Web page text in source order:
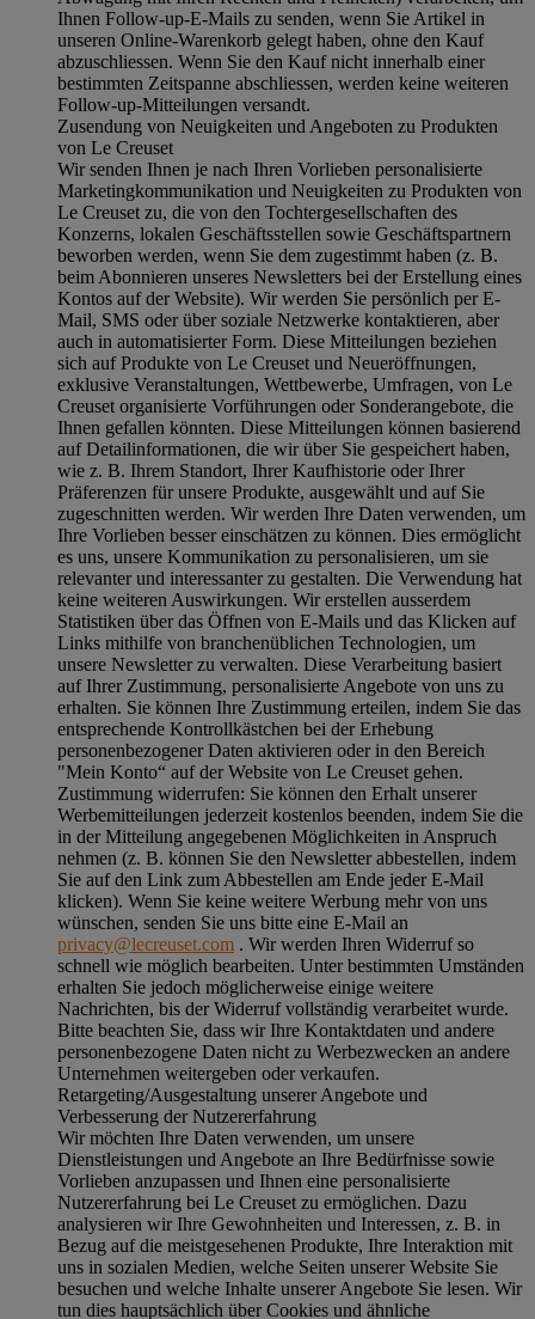
Ihnen Follow-up-E-Mails zu senden, wenn Sie Artikel in
unseren Online-Warenkorb gelegt haben, ohne den Kauf
abzuschliessen. Wenn Sie den Kauf nicht innerhalb einer
bestimmten Zeitspanne abschliessen, werden keine weiteren
Follow-up-Mitteilungen versandt.
Zusendung von Neuigkeiten und Angeboten zu Produkten
von Le Creuset
Wir senden Ihnen je nach Ihren Vorlieben personalisierte
Marketingkommunikation und Neuigkeiten zu Produkten von
Le Creuset zu, die von den Tochtergesellschaften des
Konzerns, lokalen Geschäftsstellen sowie Geschäftspartnern
beworben werden, wenn Sie dem zugestimmt haben (z. B.
beim Abonnieren unseres Newsletters bei der Erstellung eines
Kontos auf der Website). Wir werden Sie persönlich per E-
Mail, SMS oder über soziale Netzwerke kontaktieren, aber
auch in automatisierter Form. Diese Mitteilungen beziehen
sich auf Produkte von Le Creuset und Neueröffnungen,
exklusive Veranstaltungen, Wettbewerbe, Umfragen, von Le
Creuset organisierte Vorführungen oder Sonderangebote, die
Ihnen gefallen könnten. Diese Mitteilungen können basierend
auf Detailinformationen, die wir über Sie gespeichert haben,
wie z. B. Ihrem Standort, Ihrer Kaufhistorie oder Ihrer
Präferenzen für unsere Produkte, ausgewählt und auf Sie
zugeschnitten werden. Wir werden Ihre Daten verwenden, um
Ihre Vorlieben besser einschätzen zu können. Dies ermöglicht
es uns, unsere Kommunikation zu personalisieren, um sie
relevanter und interessanter zu gestalten. Die Verwendung hat
keine weiteren Auswirkungen. Wir erstellen ausserdem
Statistiken über das Öffnen von E-Mails und das Klicken auf
Links mithilfe von branchenüblichen Technologien, um
unsere Newsletter zu verwalten. Diese Verarbeitung basiert
auf Ihrer Zustimmung, personalisierte Angebote von uns zu
erhalten. Sie können Ihre Zustimmung erteilen, indem Sie das
entsprechende Kontrollkästchen bei der Erhebung
personenbezogener Daten aktivieren oder in den Bereich
"Mein Konto“ auf der Website von Le Creuset gehen.
Zustimmung widerrufen: Sie können den Erhalt unserer
Werbemitteilungen jederzeit kostenlos beenden, indem Sie die
in der Mitteilung angegebenen Möglichkeiten in Anspruch
nehmen (z. B. können Sie den Newsletter abbestellen, indem
Sie auf den Link zum Abbestellen am Ende jeder E-Mail
klicken). Wenn Sie keine weitere Werbung mehr von uns
wünschen, senden Sie uns bitte eine E-Mail an
privacy@lecreuset.com . Wir werden Ihren Widerruf so
schnell wie möglich bearbeiten. Unter bestimmten Umständen
erhalten Sie jedoch möglicherweise einige weitere
Nachrichten, bis der Widerruf vollständig verarbeitet wurde.
Bitte beachten Sie, dass wir Ihre Kontaktdaten und andere
personenbezogene Daten nicht zu Werbezwecken an andere
Unternehmen weitergeben oder verkaufen.
Retargeting/Ausgestaltung unserer Angebote und
Verbesserung der Nutzererfahrung
Wir möchten Ihre Daten verwenden, um unsere
Dienstleistungen und Angebote an Ihre Bedürfnisse sowie
Vorlieben anzupassen und Ihnen eine personalisierte
Nutzererfahrung bei Le Creuset zu ermöglichen. Dazu
analysieren wir Ihre Gewohnheiten und Interessen, z. B. in
Bezug auf die meistgesehenen Produkte, Ihre Interaktion mit
uns in sozialen Medien, welche Seiten unserer Website Sie
besuchen und welche Inhalte unserer Angebote Sie lesen. Wir
tun dies hauptsächlich über Cookies und ähnliche